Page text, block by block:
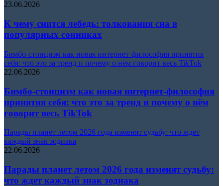
23.06.2026
К чему снится лебедь: толкования сна в
популярных сонниках
Бимбо-стоицизм как новая интернет-философия принятия
себя: что это за тренд и почему о нём говорит весь TikTok
22.06.2026
Бимбо-стоицизм как новая интернет-философия
принятия себя: что это за тренд и почему о нём
говорит весь TikTok
Парады планет летом 2026 года изменят судьбу: что ждет
каждый знак зодиака
22.06.2026
Парады планет летом 2026 года изменят судьбу:
что ждет каждый знак зодиака